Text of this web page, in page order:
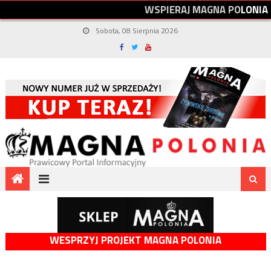
WSPIERAJMAGNAPOLONIA
Sobota, 08 Sierpnia 2026
WESPRZYJ PROJEKT MAGNA POLONIA